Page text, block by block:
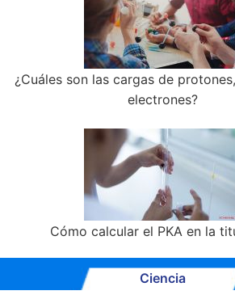
¿Cuáles son las cargas de
electrones?
Cómo calcular el PKA en la
Ciencia